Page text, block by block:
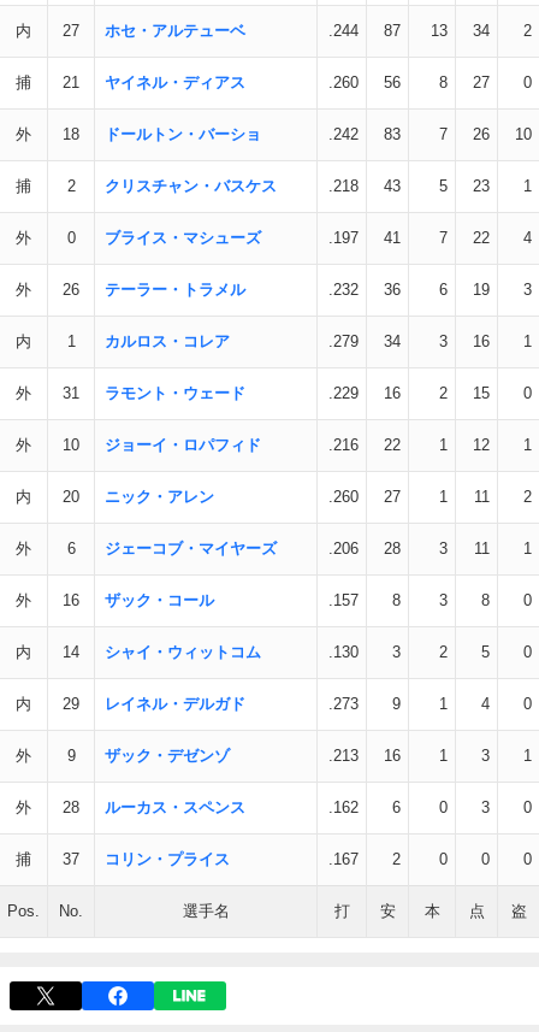
内 27 ホセ・アルテューベ .244 87 13 34 2
捕 21 ヤイネル・ディアス .260 56 8 27 0
外 18 ドールトン・バーショ .242 83 7 26 10
捕 2 クリスチャン・バスケス .218 43 5 23 1
外 0 ブライス・マシューズ .197 41 7 22 4
外 26 テーラー・トラメル .232 36 6 19 3
内 1 カルロス・コレア .279 34 3 16 1
外 31 ラモント・ウェード .229 16 2 15 0
外 10 ジョーイ・ロパフィド .216 22 1 12 1
内 20 ニック・アレン .260 27 1 11 2
外 6 ジェーコブ・マイヤーズ .206 28 3 11 1
外 16 ザック・コール .157 8 3 8 0
内 14 シャイ・ウィットコム .130 3 2 5 0
内 29 レイネル・デルガド .273 9 1 4 0
外 9 ザック・デゼンゾ .213 16 1 3 1
外 28 ルーカス・スペンス .162 6 0 3 0
捕 37 コリン・プライス .167 2 0 0 0
Pos. No. 選手名 打 安 本 点 盗